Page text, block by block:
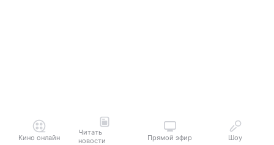
Кино онлайн
Читать
новости
Прямой эфир Шоу